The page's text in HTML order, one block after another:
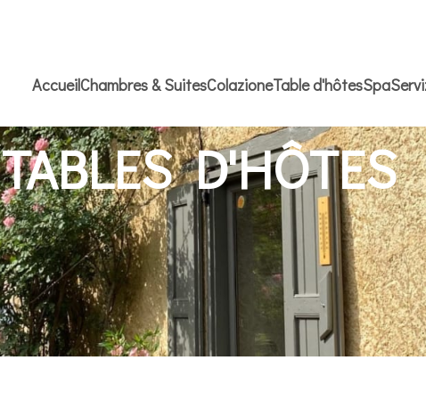
AccueilChambres & SuitesColazioneTable d'hôtesSpa
TABLES D'HÔTES